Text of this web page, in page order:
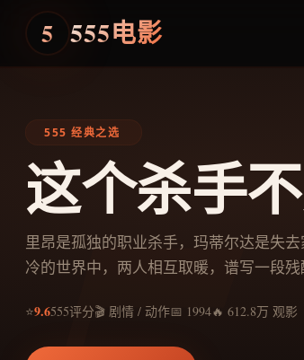
5 555电影
555 经典之选
这个杀手
里昂是孤独的职业杀手，玛蒂尔达是失
冷的世界中，两人相互取暖，谱写一段残
⭐9.6555评分🎬 剧情 / 动作📅 1994🔥 612.8万 观影